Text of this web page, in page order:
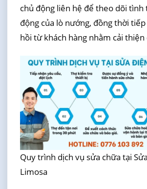
chủ động liên hệ để theo dõi tình
động của lò nướng, đồng thời
hồi từ khách hàng nhằm cải thiện
Quy trình dịch vụ sửa chữa tại
Limosa